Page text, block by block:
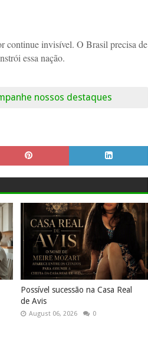
continue invisível. O Brasil precisa de
essa nação.
nossos destaques
Possível sucessão na Casa Real
de Avis
August 06, 2026 0